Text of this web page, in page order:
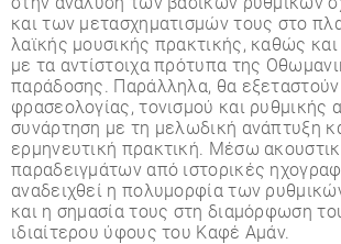
και των µετασχηµατισµών τους στο
λαϊκής µουσικής πρακτικής, καθώς
µε τα αντίστοιχα πρότυπα της
παράδοσης. Παράλληλα, θα
φρασεολογίας, τονισµού και ρυθµικής
συνάρτηση µε τη µελωδική ανάπτυξη
ερµηνευτική πρακτική. Μέσω
παραδειγµάτων από ιστορικές
αναδειχθεί η πολυµορφία των
και η σηµασία τους στη διαµόρφωση
ιδιαίτερου ύφους του Καφέ Αµάν.